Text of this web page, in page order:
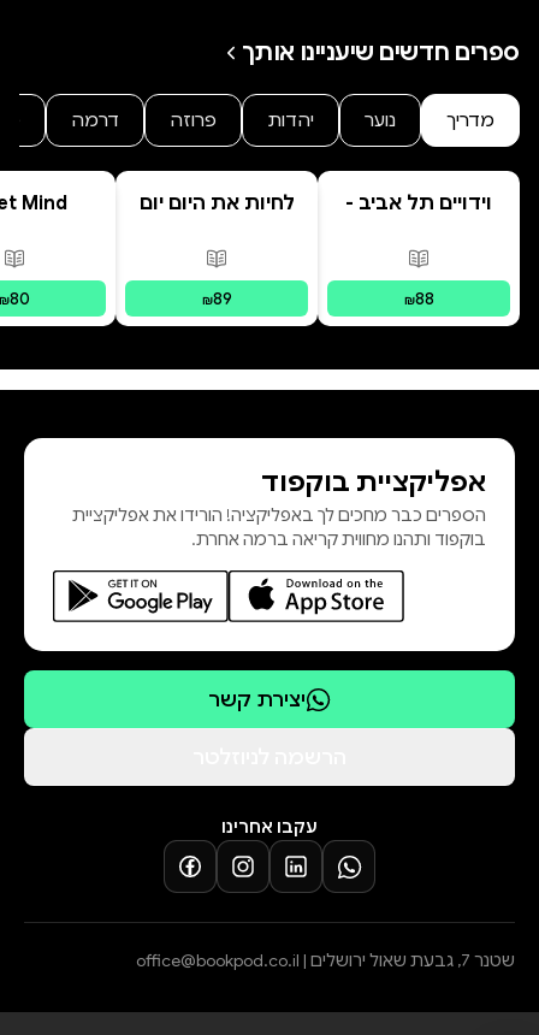
ספרים חדשים שיעניינו אותך
מדריך נוער יהדות פרוזה דרמה
וידויים תל אביב -
פורמטים זמינים
מודפס
₪88
לחיות את היום יום
פורמטים זמינים מודפס
₪89
Mind
₪80
אפליקציית בוקפוד
הספרים כבר מחכים לך באפליקציה! הורידו את אפליקציית
בוקפוד ותהנו מחווית קריאה ברמה אחרת.
יצירת קשר
עקבו אחרינו
שטנר 7, גבעת שאול ירושלים | office@bookpod.co.il